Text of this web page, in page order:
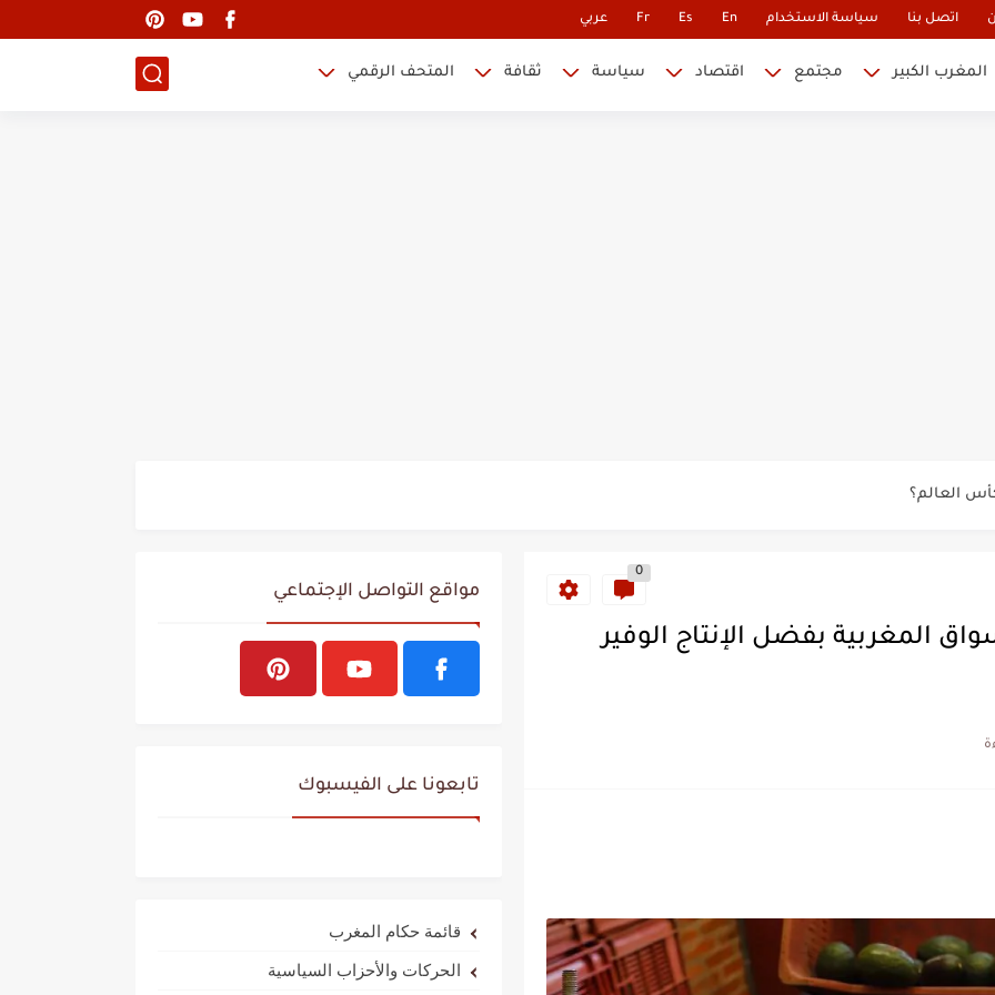
اتصل بنا سياسة الاستخدام En
Es
Fr عربي
المغرب الكبير مجتمع اقتصاد سياسة ثقافة المتحف الرقمي
العالم؟
1963
0
المغربية بفضل الإنتاج الوفير
مواقع التواصل الإجتماعي
تابعونا على الفيسبوك
قائمة حكام المغرب
الحركات والأحزاب السياسية